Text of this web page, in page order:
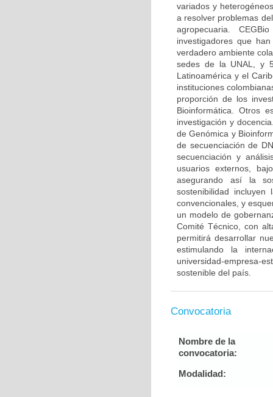
variados y
a resolver problemas
agropecuaria.
investigadores que
verdadero ambiente
sedes de la UNAL, y
Latinoamérica y el
instituciones
proporción de los
Bioinformática. Otros
investigación y
de Genómica y
de secuenciación de
secuenciación y
usuarios externos,
asegurando así la
sostenibilidad
convencionales, y
un modelo de
Comité Técnico, con
permitirá desarrollar
estimulando la
universidad-empresa-
sostenible del país.
Convocatoria
Nombre de la
convocatoria:
Modalidad: